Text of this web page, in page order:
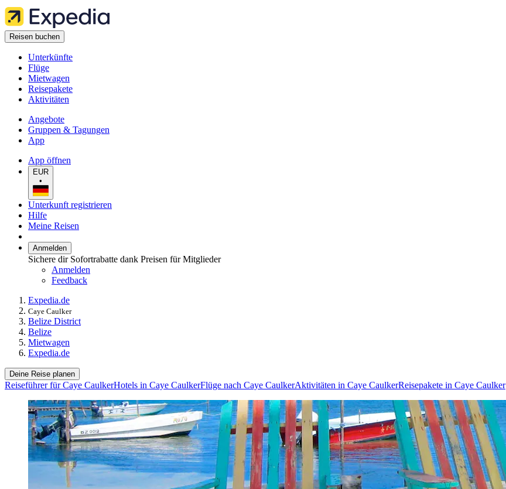
Reisen buchen
Unterkünfte
Flüge
Mietwagen
Reisepakete
Aktivitäten
Angebote
Gruppen & Tagungen
App
App öffnen
EUR
•
Unterkunft registrieren
Hilfe
Meine Reisen
Anmelden
Sichere dir Sofortrabatte dank Preisen für Mitglieder
Anmelden
Feedback
Expedia.de
Caye Caulker
Belize District
Belize
Mietwagen
Expedia.de
Deine Reise planen
Reiseführer für Caye CaulkerHotels in Caye CaulkerFlüge nach Caye CaulkerAktivitäten in Caye CaulkerReisepakete in Caye Caulker